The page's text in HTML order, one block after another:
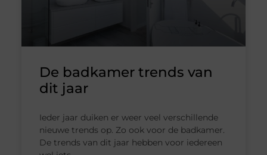
De badkamer trends van
dit jaar
Ieder jaar duiken er weer veel verschillende
nieuwe trends op. Zo ook voor de badkamer.
De trends van dit jaar hebben voor iedereen